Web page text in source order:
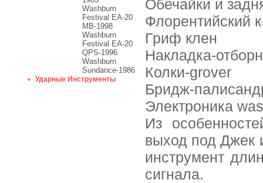
Washburn
Festival EA-20
MB-1998
Washburn
Festival EA-20
QPS-1996
Washburn
Sundance-1986
Ударные Инструменты
Обечайки и
Флорентийский
Гриф клен
Накладка-
Колки-grover
Бридж-
Электроника
Из
выход под Джек
инструмент
сигнала.